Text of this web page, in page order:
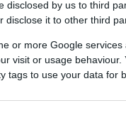
disclosed by us to third
disclose it to other third
or more Google
visit or usage behaviour.
tags to use your data for
az összes ÁFA-
pénz 2012.
hogy ha az előző